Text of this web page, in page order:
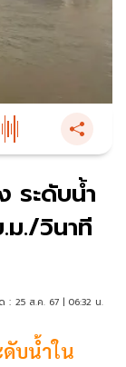
ระดับน้ำ
ม./วินาที
: 25 ส.ค. 67 | 06:32 น.
ดับน้ำใน